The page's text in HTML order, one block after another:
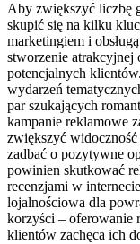
Aby zwiększyć liczbę
skupić się na kilku
marketingiem i
stworzenie
potencjalnych
wydarzeń
par szukających
kampanie reklamowe
zwiększyć
zadbać o pozytywne
powinien skutkować
recenzjami w
lojalnościowa dla
korzyści – oferowanie
klientów zachęca ich